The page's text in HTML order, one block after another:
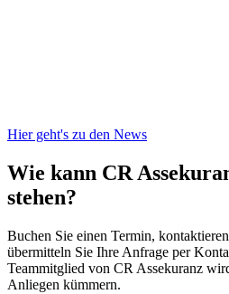
Hier geht's zu den News
Wie kann CR
stehen?
Buchen Sie einen Termin,
übermitteln Sie Ihre Anfrage per
Teammitglied von CR Assekuranz
Anliegen kümmern.